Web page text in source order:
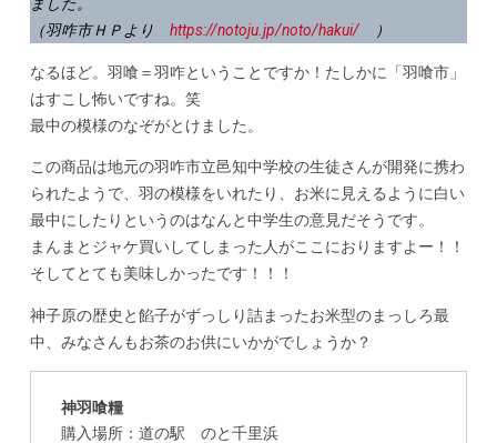
（羽咋市ＨＰより https://notoju.jp/noto/hakui/）
なるほど。羽喰＝羽咋ということですか！たしかに「羽喰市」
はすこし怖いですね。笑
最中の模様のなぞがとけました。
この商品は地元の羽咋市立邑知中学校の生徒さんが開発に携わ
られたようで、羽の模様をいれたり、お米に見えるように白い
最中にしたりというのはなんと中学生の意見だそうです。
まんまとジャケ買いしてしまった人がここにおりますよー！！
そしてとても美味しかったです！！！
神子原の歴史と餡子がずっしり詰まったお米型のまっしろ最
中、みなさんもお茶のお供にいかがでしょうか？
神羽喰糧
購入場所：道の駅 のと千里浜